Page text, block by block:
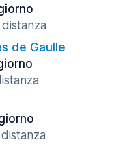
de Gaulle